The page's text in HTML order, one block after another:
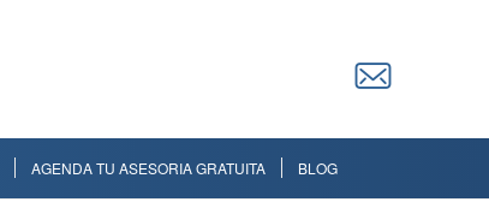
AGENDA TU ASESORIA GRATUITA BLOG